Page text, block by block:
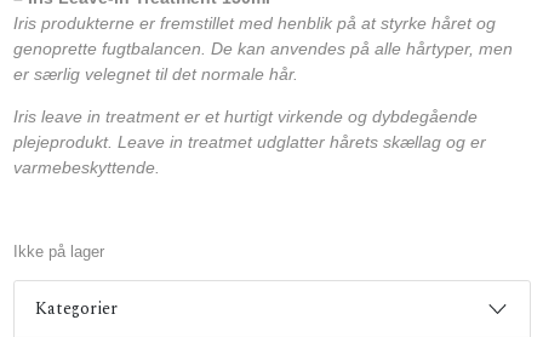
Iris produkterne er fremstillet med henblik på at styrke håret og
genoprette fugtbalancen. De kan anvendes på alle hårtyper, men
er særlig velegnet til det normale hår.
Iris leave in treatment er et hurtigt virkende og dybdegående
plejeprodukt. Leave in treatmet udglatter hårets skællag og er
varmebeskyttende.
Ikke på lager
Kategorier